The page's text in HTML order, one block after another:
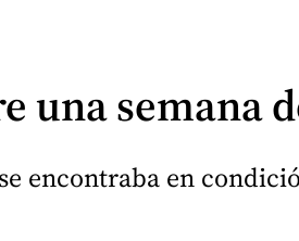
una semana
encontraba en